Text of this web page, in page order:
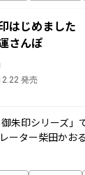
はじめまし
さんぽ
発売
朱印シリーズ」
ーター柴田かお